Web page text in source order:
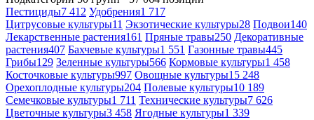
Пестициды7 412 Удобрения1 717
Цитрусовые культуры11 Экзотические культуры28 Подвои140
Лекарственные растения161 Пряные травы250 Декоративные
растения407 Бахчевые культуры1 551 Газонные травы445
Грибы129 Зеленные культуры566 Кормовые культуры1 458
Косточковые культуры997 Овощные культуры15 248
Орехоплодные культуры204 Полевые культуры10 189
Семечковые культуры1 711 Технические культуры7 626
Цветочные культуры3 458 Ягодные культуры1 339